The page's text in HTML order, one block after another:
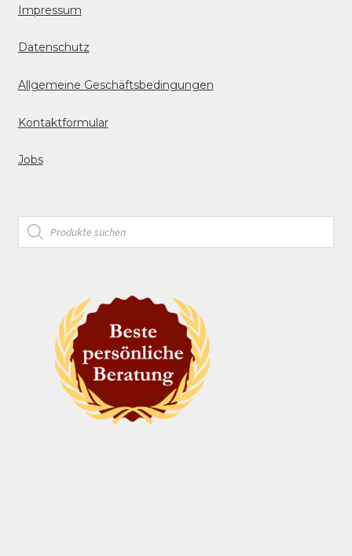
Impressum
Datenschutz
Allgemeine Geschäftsbedingungen
Kontaktformular
Jobs
Products
search